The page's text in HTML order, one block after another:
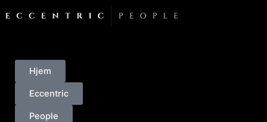
to
Hjem
Eccentric
People